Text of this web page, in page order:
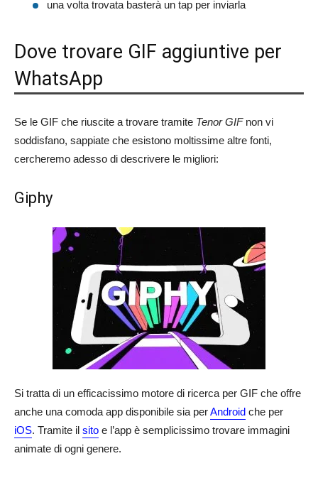
una volta trovata basterà un tap per inviarla
Dove trovare GIF aggiuntive per
WhatsApp
Se le GIF che riuscite a trovare tramite Tenor GIFnon vi
soddisfano, sappiate che esistono moltissime altre fonti,
cercheremo adesso di descrivere le migliori:
Giphy
Si tratta di un efficacissimo motore di ricerca per GIF che offre
anche una comoda app disponibile sia perAndroid che per
iOS. Tramite il sito e l’app è semplicissimo trovare immagini
animate di ogni genere.